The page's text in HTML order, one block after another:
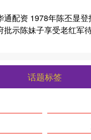
通配资 1978年陈丕显登
批示陈妹子享受老红军
话题标签